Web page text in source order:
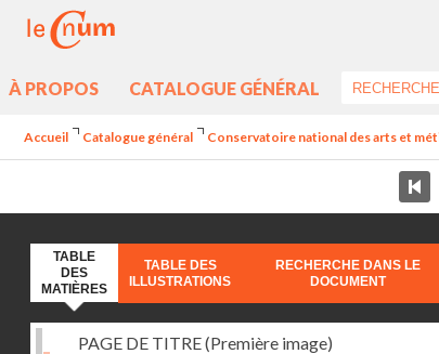
À PROPOS CATALOGUE GÉNÉRAL
Accueil Catalogue général Conservatoire national des arts et
TABLE
DES
MATIÈRES
TABLE DES
ILLUSTRATIONS
RECHERCHE DANS LE
DOCUMENT
PAGE DE TITRE (Première image)